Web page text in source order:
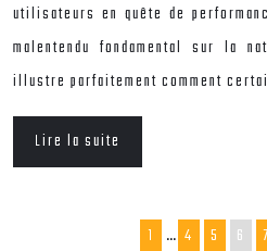
utilisateurs en quête de
malentendu fondamental sur la
illustre parfaitement comment
Lire la suite
1 … 4 5 6 7